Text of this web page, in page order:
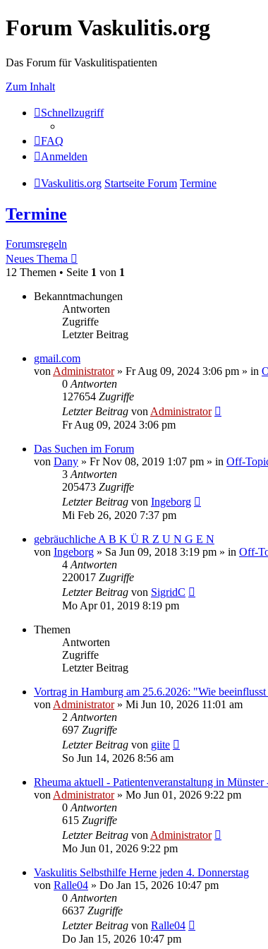
Forum Vaskulitis.org
Das Forum für Vaskulitispatienten
Zum Inhalt
Schnellzugriff
FAQ
Anmelden
Vaskulitis.org Startseite Forum Termine
Termine
Forumsregeln
Neues Thema
12 Themen • Seite 1 von 1
Bekanntmachungen
Antworten
Zugriffe
Letzter Beitrag
gmail.com
von Administrator» Fr Aug 09, 2024 3:06 pm » in
0 Antworten
127654 Zugriffe
Letzter Beitrag von Administrator
Fr Aug 09, 2024 3:06 pm
Das Suchen im Forum
von Dany » Fr Nov 08, 2019 1:07 pm » in Off-
3 Antworten
205473 Zugriffe
Letzter Beitrag von Ingeborg
Mi Feb 26, 2020 7:37 pm
gebräuchliche A B K Ü R Z U N G E N
von Ingeborg » Sa Jun 09, 2018 3:19 pm » in Off-
4 Antworten
220017 Zugriffe
Letzter Beitrag von SigridC
Mo Apr 01, 2019 8:19 pm
Themen
Antworten
Zugriffe
Letzter Beitrag
Vortrag in Hamburg am 25.6.2026: "Wie
von Administrator» Mi Jun 10, 2026 11:01 am
2 Antworten
697 Zugriffe
Letzter Beitrag von giite
So Jun 14, 2026 8:56 am
Rheuma aktuell - Patientenveranstaltung in Münster
von Administrator» Mo Jun 01, 2026 9:22 pm
0 Antworten
615 Zugriffe
Letzter Beitrag von Administrator
Mo Jun 01, 2026 9:22 pm
Vaskulitis Selbsthilfe Herne jeden 4. Donnerstag
von Ralle04 » Do Jan 15, 2026 10:47 pm
0 Antworten
6637 Zugriffe
Letzter Beitrag von Ralle04
Do Jan 15, 2026 10:47 pm